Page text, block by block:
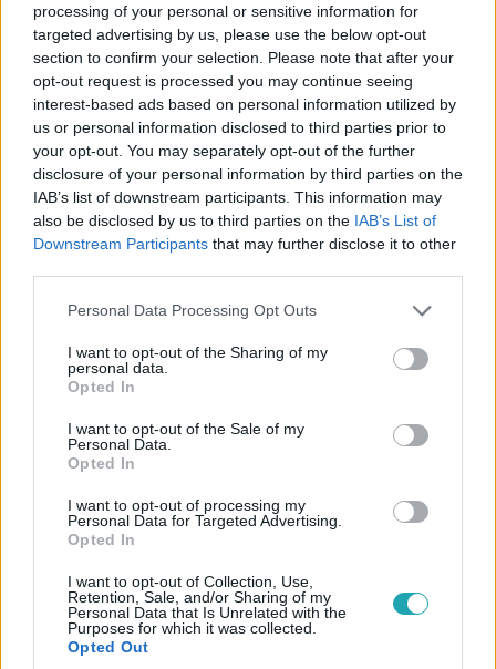
processing of your personal or sensitive information for
targeted advertising by us, please use the below opt-out
section to confirm your selection. Please note that after your
opt-out request is processed you may continue seeing
interest-based ads based on personal information utilized by
us or personal information disclosed to third parties prior to
your opt-out. You may separately opt-out of the further
disclosure of your personal information by third parties on the
IAB’s list of downstream participants. This information may
also be disclosed by us to third parties on the IAB’s List of
Downstream Participants that may further disclose it to other
Please note that this website/app uses one or more Google
not limited to your visit or usage behaviour. You may click to
grant or deny consent to Google and its third-party tags to
use your data for below specified purposes in below Google
consent section.
Personal Data Processing Opt Outs
I want to opt-out of the Sharing of my
personal data.
Opted In
I want to opt-out of the Sale of my
Personal Data.
Opted In
I want to opt-out of processing my
Personal Data for Targeted Advertising.
Opted In
I want to opt-out of Collection, Use,
Retention, Sale, and/or Sharing of my
Personal Data that Is Unrelated with the
Purposes for which it was collected.
Opted Out
Választások 2018 - a legfontosabb adatok
Beszédes számok - a legfontosabb adatok a 2018-as
választásokról képekben.
1:24
FIDESZ: 7 órától értékelnek
politikusok értékeljék a részvételi adatokat, majd később
a választási eredményeket. Mit tudni arról, hogy